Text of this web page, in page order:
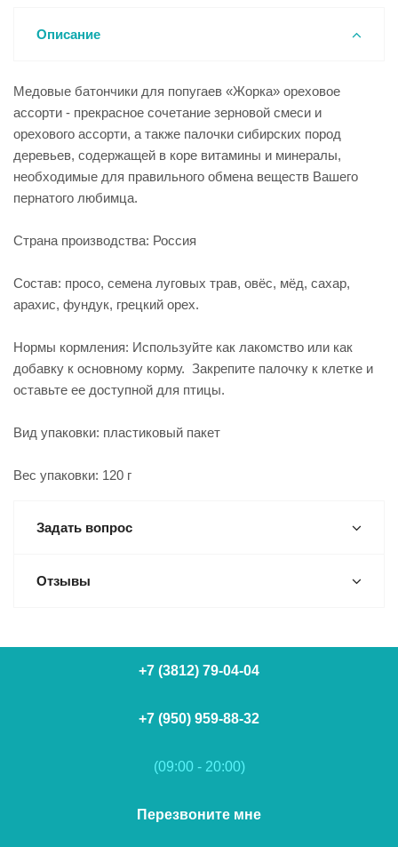
Описание
Медовые батончики для попугаев «Жорка» ореховое
ассорти - прекрасное сочетание зерновой смеси и
орехового ассорти, а также палочки сибирских пород
деревьев, содержащей в коре витамины и минералы,
необходимые для правильного обмена веществ Вашего
пернатого любимца.
Страна производства: Россия
Состав: просо, семена луговых трав, овёс, мёд, сахар,
арахис, фундук, грецкий орех.
Нормы кормления: Используйте как лакомство или как
добавку к основному корму. Закрепите палочку к клетке и
оставьте ее доступной для птицы.
Вид упаковки: пластиковый пакет
Вес упаковки: 120 г
Задать вопрос
Отзывы
+7 (3812) 79-04-04
+7 (950) 959-88-32
(09:00 - 20:00)
Перезвоните мне